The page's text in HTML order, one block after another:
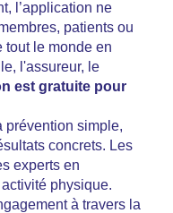
l’application ne
patients ou
tout le monde en
l'assureur, le
est gratuite pour
prévention simple,
concrets. Les
experts en
physique.
à travers la